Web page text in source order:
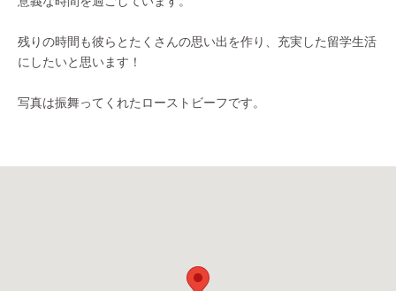
残りの時間も彼らとたくさんの思い出を作り、充実した留学生活
にしたいと思います！
写真は振舞ってくれたローストビーフです。